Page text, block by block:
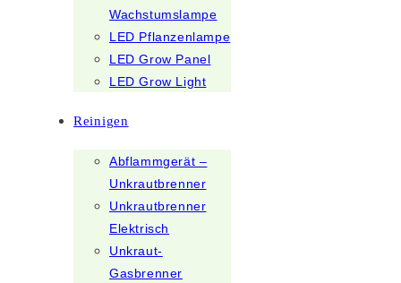
Wachstumslampe
LED Pflanzenlampe
LED Grow Panel
LED Grow Light
Reinigen
Abflammgerät –
Unkrautbrenner
Unkrautbrenner
Elektrisch
Unkraut-
Gasbrenner